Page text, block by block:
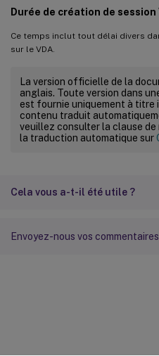
Durée de création de session
Ce temps inclut tout délai divers
sur le VDA.
La version officielle de la
anglais. Toute version dans
est fournie uniquement à
contenu traduit
veuillez consulter la clause
la traduction automatique sur
Cela vous a-t-il été utile ?
Envoyez-nous vos commentaires